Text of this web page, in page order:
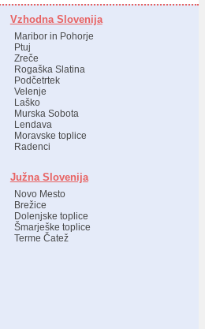
Vzhodna Slovenija
Maribor in Pohorje
Ptuj
Zreče
Rogaška Slatina
Podčetrtek
Velenje
Laško
Murska Sobota
Lendava
Moravske toplice
Radenci
Južna Slovenija
Novo Mesto
Brežice
Dolenjske toplice
Šmarješke toplice
Terme Čatež